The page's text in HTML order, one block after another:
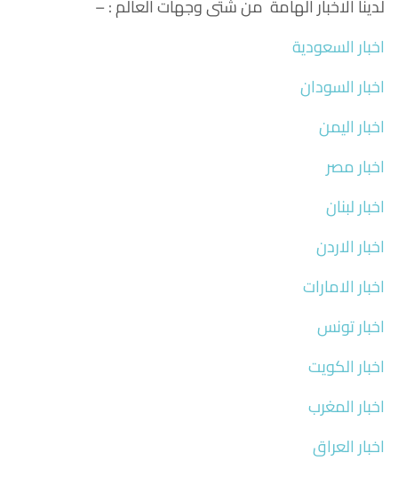
لدينا الاخبار الهامة من شتى وجهات العالم : –
اخبار السعودية
اخبار السودان
اخبار اليمن
اخبار مصر
اخبار لبنان
اخبار الاردن
اخبار الامارات
اخبار تونس
اخبار الكويت
اخبار المغرب
اخبار العراق